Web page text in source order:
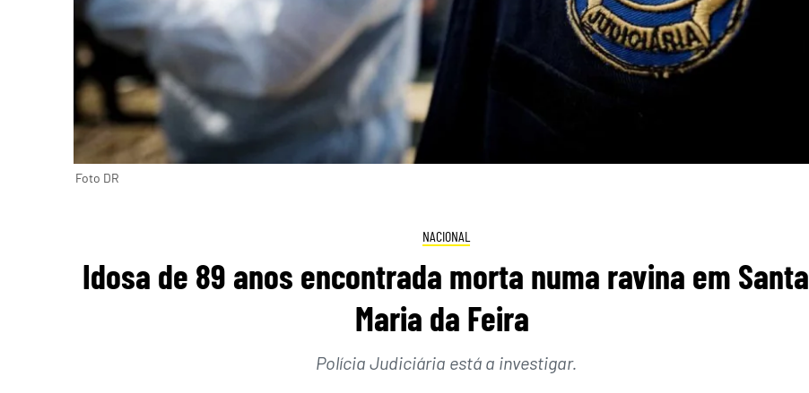
Foto DR
NACIONAL
Idosa de 89 anos encontrada morta numa ravina em Santa
Maria da Feira
Polícia Judiciária está a investigar.